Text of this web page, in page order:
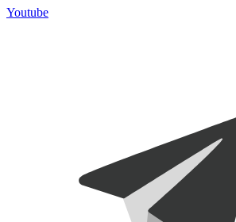
Youtube